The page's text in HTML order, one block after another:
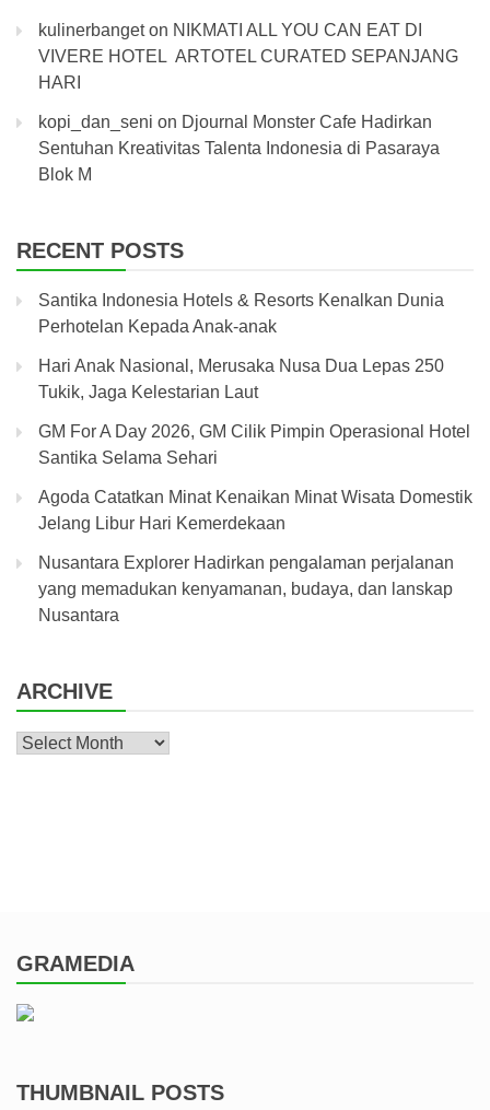
kulinerbangeton NIKMATI ALL YOU CAN EAT DI
VIVERE HOTEL ARTOTEL CURATED SEPANJANG
HARI
kopi_dan_seni on Djournal Monster Cafe Hadirkan
Sentuhan Kreativitas Talenta Indonesia di Pasaraya
Blok M
RECENT POSTS
Santika Indonesia Hotels & Resorts Kenalkan Dunia
Perhotelan Kepada Anak-anak
Hari Anak Nasional, Merusaka Nusa Dua Lepas 250
Tukik, Jaga Kelestarian Laut
GM For A Day 2026, GM Cilik Pimpin Operasional Hotel
Santika Selama Sehari
Agoda Catatkan Minat Kenaikan Minat Wisata Domestik
Jelang Libur Hari Kemerdekaan
Nusantara Explorer Hadirkan pengalaman perjalanan
yang memadukan kenyamanan, budaya, dan lanskap
Nusantara
ARCHIVE
Archive
GRAMEDIA
THUMBNAIL POSTS